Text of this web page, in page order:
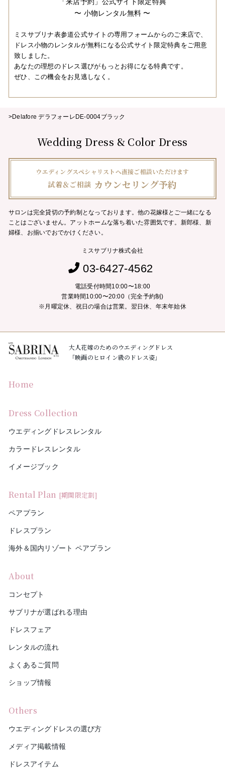
「来店予約」公式サイト限定特典
〜 小物レンタル無料 〜
ミスサブリナ表参道公式サイトの専用フォームからのご来店で、
ドレス小物のレンタルが無料になる公式サイト限定特典をご用意
致しました。
あなたの理想のドレス選びがもっとお得になる特典です。
ぜひ、この機会をお見逃しなく。
>Delafore デラフォーレDE-0004ブラック
Wedding Dress & Color Dress
ウエディングスペシャリストへ直接ご相談いただけます
試着＆ご相談 カウンセリング予約
サロンは完全貸切の予約制となっております。他の花嫁様とご一緒になる
ことはございません。 アットホームな落ち着いた雰囲気です。新郎様、新
婦様、お揃いでおでかけください。
ミスサブリナ株式会社
03-6427-4562
電話受付時間10:00〜18:00
営業時間10:00〜20:00（完全予約制)
※月曜定休、祝日の場合は営業。翌日休、年末年始休
大人花嫁のためのウエディングドレス
「映画のヒロイン級のドレス姿」
Home
Dress Collection
ウエディングドレスレンタル
カラードレスレンタル
イメージブック
Rental Plan [期間限定割]
ペアプラン
ドレスプラン
海外＆国内リゾート ペアプラン
About
コンセプト
サブリナが選ばれる理由
ドレスフェア
レンタルの流れ
よくあるご質問
ショップ情報
Others
ウエディングドレスの選び方
メディア掲載情報
ドレスアイテム